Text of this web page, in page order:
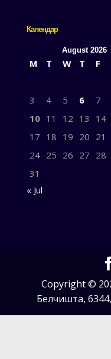
Календар
August 2026
M T W T F
3
4 5 6 7
10 11 12 13 14
17 18 19 20 21
24 25 26 27 28
31
« Jul
Copyright ©
Белчишта,